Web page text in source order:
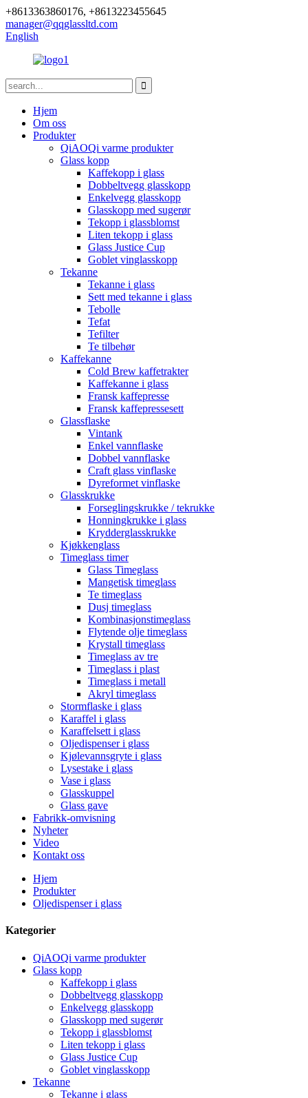
+8613363860176, +8613223455645
manager@qqglassltd.com
English
Hjem
Om oss
Produkter
QiAOQi varme produkter
Glass kopp
Kaffekopp i glass
Dobbeltvegg glasskopp
Enkelvegg glasskopp
Glasskopp med sugerør
Tekopp i glassblomst
Liten tekopp i glass
Glass Justice Cup
Goblet vinglasskopp
Tekanne
Tekanne i glass
Sett med tekanne i glass
Tebolle
Tefat
Tefilter
Te tilbehør
Kaffekanne
Cold Brew kaffetrakter
Kaffekanne i glass
Fransk kaffepresse
Fransk kaffepressesett
Glassflaske
Vintank
Enkel vannflaske
Dobbel vannflaske
Craft glass vinflaske
Dyreformet vinflaske
Glasskrukke
Forseglingskrukke / tekrukke
Honningkrukke i glass
Krydderglasskrukke
Kjøkkenglass
Timeglass timer
Glass Timeglass
Mangetisk timeglass
Te timeglass
Dusj timeglass
Kombinasjonstimeglass
Flytende olje timeglass
Krystall timeglass
Timeglass av tre
Timeglass i plast
Timeglass i metall
Akryl timeglass
Stormflaske i glass
Karaffel i glass
Karaffelsett i glass
Oljedispenser i glass
Kjølevannsgryte i glass
Lysestake i glass
Vase i glass
Glasskuppel
Glass gave
Fabrikk-omvisning
Nyheter
Video
Kontakt oss
Hjem
Produkter
Oljedispenser i glass
Kategorier
QiAOQi varme produkter
Glass kopp
Kaffekopp i glass
Dobbeltvegg glasskopp
Enkelvegg glasskopp
Glasskopp med sugerør
Tekopp i glassblomst
Liten tekopp i glass
Glass Justice Cup
Goblet vinglasskopp
Tekanne
Tekanne i glass